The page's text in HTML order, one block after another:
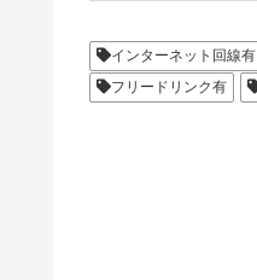
インターネット回線有
フリードリンク有